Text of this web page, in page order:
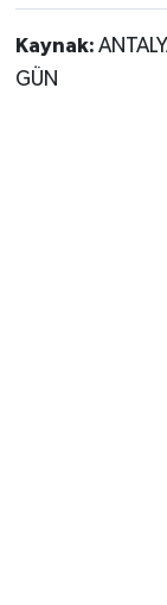
Kaynak:
GÜN